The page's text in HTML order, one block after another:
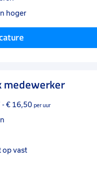
hoger
medewerker
- € 16,50 per uur
op vast